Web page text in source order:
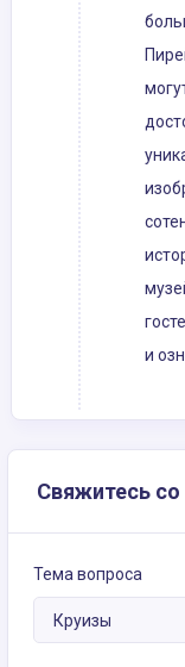
и
Свяжитесь
Тема вопроса